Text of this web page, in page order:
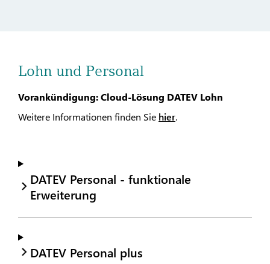
Lohn und Personal
Vorankündigung: Cloud-Lösung DATEV Lohn
Weitere Informationen finden Sie hier.
DATEV Personal - funktionale
Erweiterung
DATEV Personal plus